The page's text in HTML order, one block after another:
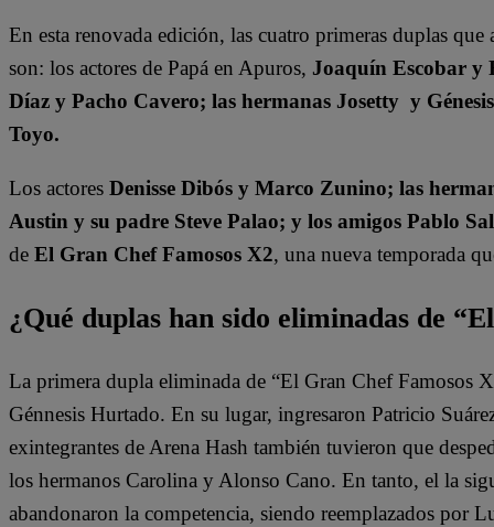
En esta renovada edición, las cuatro primeras duplas
son: los actores de Papá en Apuros, Joaquín Escobar y
Díaz y Pacho Cavero; las hermanas Josetty y
Toyo.
Los actores Denisse Dibós y Marco Zunino; las
Austin y su padre Steve Palao; y los amigos Pablo
de El Gran Chef Famosos X2, una nueva temporada
¿Qué duplas han sido eliminadas de
La primera dupla eliminada de “El Gran Chef Famosos
Génnesis Hurtado. En su lugar, ingresaron Patricio
exintegrantes de Arena Hash también tuvieron que
los hermanos Carolina y Alonso Cano. En tanto, el la
abandonaron la competencia, siendo reemplazados por